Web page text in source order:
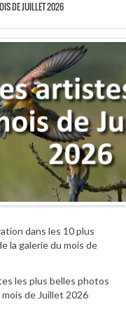
DE JUILLET 2026
dans les 10 plus
la galerie du mois de
les plus belles photos
de Juillet 2026